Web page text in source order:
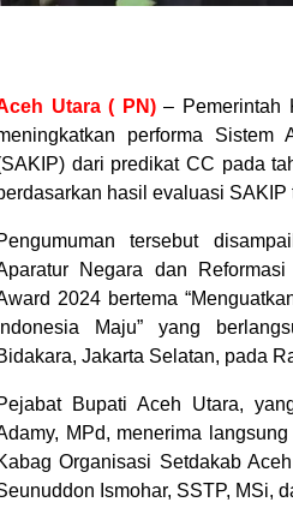
Utara ( PN)– Pemerintah
performa Sistem
dari predikat CC pada
hasil evaluasi SAKIP
tersebut
Negara dan
2024 bertema
Indonesia Maju” yang
Jakarta Selatan, pada
Bupati Aceh Utara,
MPd, menerima
Organisasi Setdakab
Ismohar, SSTP, MSi,